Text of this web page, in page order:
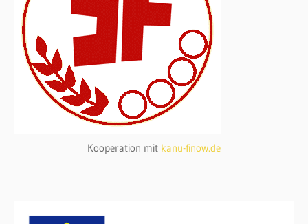
Kooperation mit kanu-finow.de